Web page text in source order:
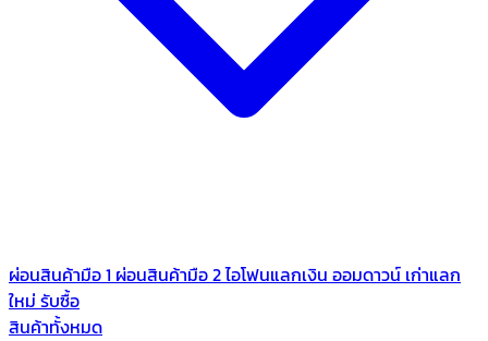
ผ่อนสินค้ามือ 1 ผ่อนสินค้ามือ 2ไอโฟนแลกเงิน ออมดาวน์ เก่าแลก
ใหม่ รับซื้อ
สินค้าทั้งหมด